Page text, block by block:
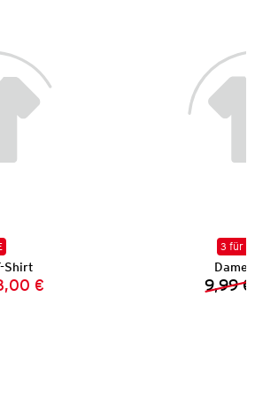
Shirt
Preis:
Preis:
€
3 für 2
9,99 €